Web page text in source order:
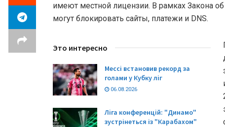
имеют местной лицензии. В рамках Закона об
могут блокировать сайты, платежи и DNS.
Это интересно
Мессі встановив рекорд за
голами у Кубку ліг
06.08.2026
Ліга конференцій: "Динамо"
зустрінеться із "Карабахом"